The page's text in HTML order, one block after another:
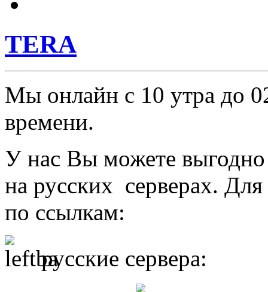
TERA
Мы онлайн с 10 утра до
времени.
У нас Вы можете
на русских серверах.
по ссылкам:
русские сервера: